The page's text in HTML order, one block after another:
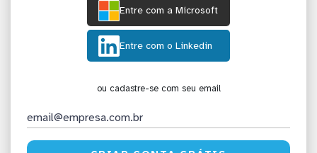
Entre com a Microsoft
Entre com o Linkedin
ou cadastre-se com seu email